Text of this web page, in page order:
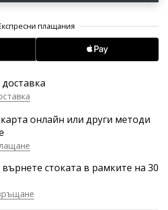
онлайн или други методи
стоката в рамките на 30